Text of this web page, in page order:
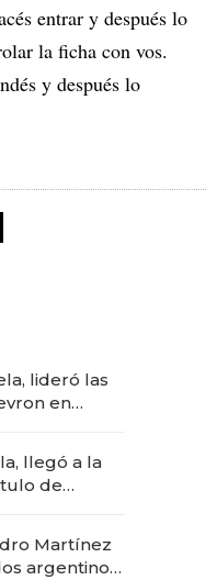
entrar y después lo
la ficha con vos.
y después lo
lideró las
en
llegó a la
de
Martínez
argentinos